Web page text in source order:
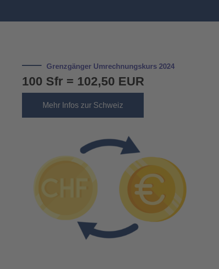
Grenz­gän­ger Umrech­nungs­kurs 2024
100 Sfr = 102,50 EUR
Mehr Infos zur Schweiz